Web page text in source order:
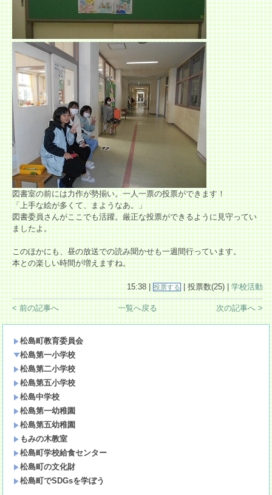
図書室の前には力作が勢揃い。一人一票の投票ができます！
「上手な絵が多くて、まようなあ。」
図書委員さんがここでも活躍。厳正な投票ができるように見守ってい
ましたよ。
このほかにも、昼の放送での読み聞かせも一週間行っています。
本との楽しい時間が増えますね。
15:38 | 投票する| 投票数(25) |学校活動
< 前の記事へ 次の記事へ >
一覧へ戻る
松島町教育委員会
松島第一小学校
松島第二小学校
松島第五小学校
松島中学校
松島第一幼稚園
松島第五幼稚園
もみの木教室
松島町学校給食センター
松島町の文化財
松島町でSDGsを学ぼう